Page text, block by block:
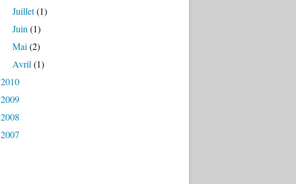
Juillet(1)
Juin (1)
Mai (2)
Avril (1)
2010
2009
2008
2007